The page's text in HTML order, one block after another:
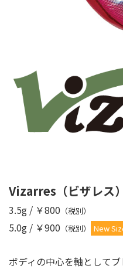
Vizarres（ビザレス）
3.5g / ￥800 （税別）
5.0g / ￥900 （税別） New
ボディの中心を軸として